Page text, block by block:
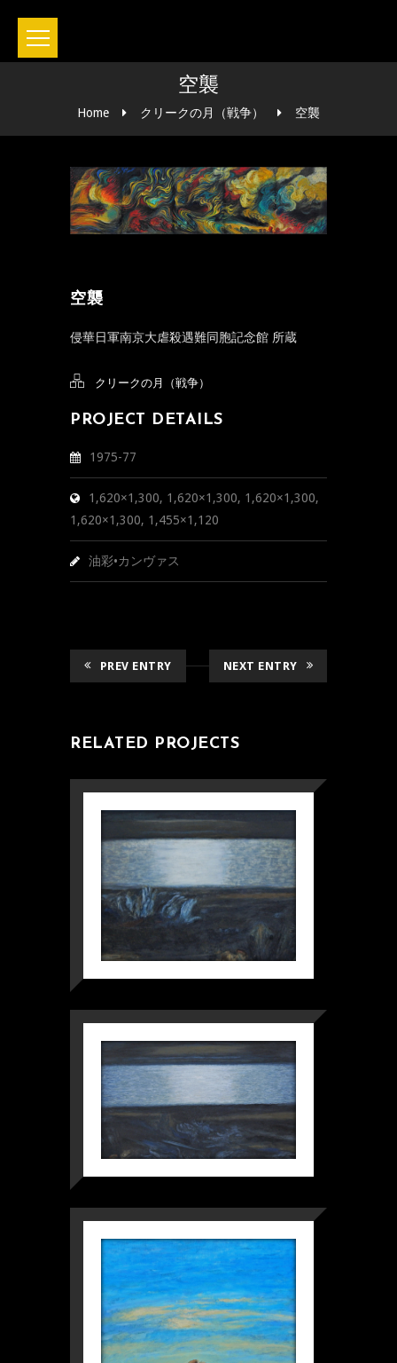
空襲
Home クリークの月（戦争） 空襲
空襲
侵華日軍南京大虐殺遇難同胞記念館 所蔵
クリークの月（戦争）
PROJECT DETAILS
1975-77
1,620×1,300, 1,620×1,300, 1,620×1,300,
1,620×1,300, 1,455×1,120
油彩•カンヴァス
PREV ENTRY NEXT ENTRY
RELATED PROJECTS